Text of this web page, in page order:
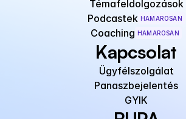
Témafeldolgozások
Podcastek HAMAROSAN
Coaching HAMAROSAN
Kapcsolat
Ügyfélszolgálat
Panaszbejelentés
GYIK